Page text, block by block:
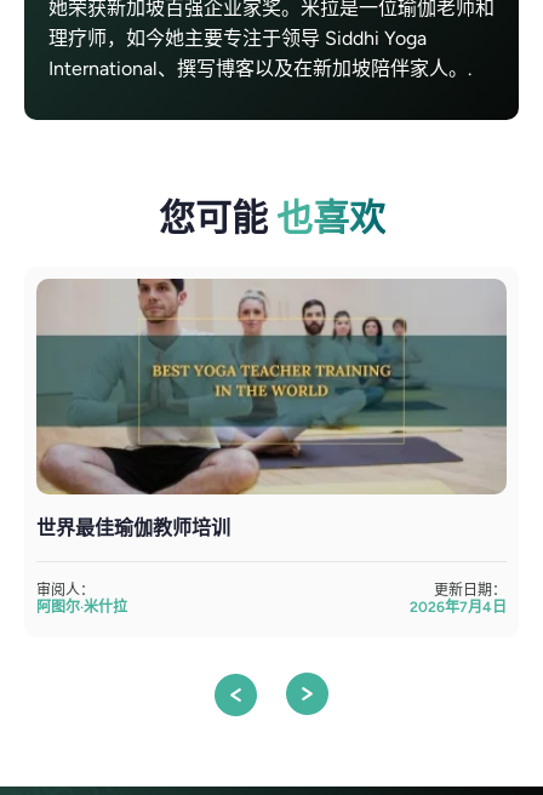
她荣获新加坡百强企业家奖。米拉是一位瑜伽老师和
理疗师，如今她主要专注于领导 Siddhi Yoga
International、撰写博客以及在新加坡陪伴家人。.
您可能 也喜欢
世界最佳瑜伽教师培训
审阅人：
阿图尔·米什拉
更新日期：
2026年7月4日